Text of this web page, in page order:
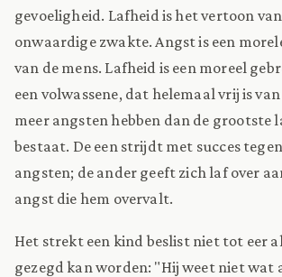
gevoeligheid. Lafheid is het vertoon
onwaardige zwakte. Angst is een
van de mens. Lafheid is een moreel
een volwassene, dat helemaal vrij is
meer angsten hebben dan de grootste
bestaat. De een strijdt met succes
angsten; de ander geeft zich laf over
angst die hem overvalt.
Het strekt een kind beslist niet tot eer
gezegd kan worden: "Hij weet niet wat